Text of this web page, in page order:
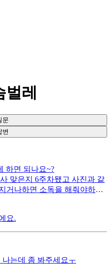
벌레
문
변
하면 되나요~?
맞은지 6주차됐고 사진과 같
거나하면 소독을 해줘야하는
해야하는지,눕힐 때 상처 쪽
미리 감사드립니다👍🏻
요.
는데 좀 봐주세요ㅜ